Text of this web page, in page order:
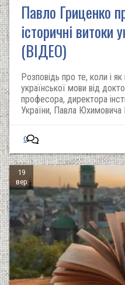
Павло Гриценко
історичні витоки
(ВІДЕО)
Розповідь про те, коли і як
української мови від
професора, директора
України, Павла Юхимовича
0
19
вер